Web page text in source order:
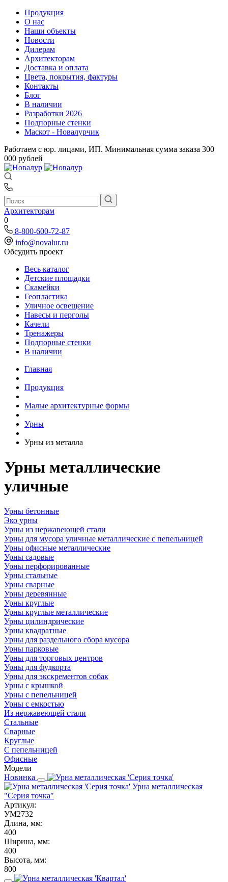
Продукция
О нас
Наши объекты
Новости
Дилерам
Архитекторам
Доставка и оплата
Цвета, покрытия, фактуры
Контакты
Блог
В наличии
Разработки 2026
Подпорные стенки
Маскот - Новалурчик
Работаем с юр. лицами, ИП. Минимальная сумма заказа 300
000 рублей
Архитекторам
0
8-800-600-72-87
info@novalur.ru
Обсудить проект
Весь каталог
Детские площадки
Скамейки
Геопластика
Уличное освещение
Навесы и перголы
Качели
Тренажеры
Подпорные стенки
В наличии
Главная
Продукция
Малые архитектурные формы
Урны
Урны из металла
Урны металлические
уличные
Урны бетонные
Эко урны
Урны из нержавеющей стали
Урны для мусора уличные металлические с пепельницей
Урны офисные металлические
Урны садовые
Урны перфорированные
Урны стальные
Урны сварные
Урны деревянные
Урны круглые
Урны круглые металлические
Урны цилиндрические
Урны квадратные
Урны для раздельного сбора мусора
Урны парковые
Урны для торговых центров
Урны для фудкорта
Урны для экскрементов собак
Урны с крышкой
Урны с пепельницей
Урны с емкостью
Из нержавеющей стали
Стальные
Сварные
Круглые
С пепельницей
Офисные
Модели
Новинка
Урна металлическая
"Серия точка"
Артикул:
УМ2732
Длина, мм:
400
Ширина, мм:
400
Высота, мм:
800